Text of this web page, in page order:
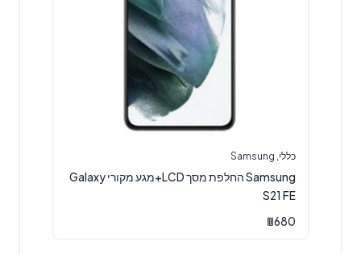
כללי Samsung
Samsung החלפת מסך LCD+מגע מקורי Galaxy
S21 FE
₪680